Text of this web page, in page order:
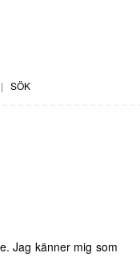
| SÖK
Jag känner mig som